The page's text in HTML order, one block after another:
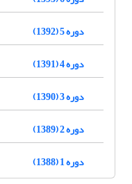
دوره 5 (1392)
دوره 4 (1391)
دوره 3 (1390)
دوره 2 (1389)
دوره 1 (1388)